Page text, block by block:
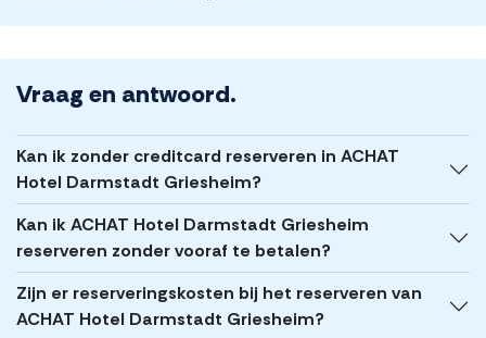
Vraag en antwoord.
Kan ik zonder creditcard reserveren in ACHAT
Hotel Darmstadt Griesheim?
Kan ik ACHAT Hotel Darmstadt Griesheim
reserveren zonder vooraf te betalen?
Zijn er reserveringskosten bij het reserveren van
ACHAT Hotel Darmstadt Griesheim?